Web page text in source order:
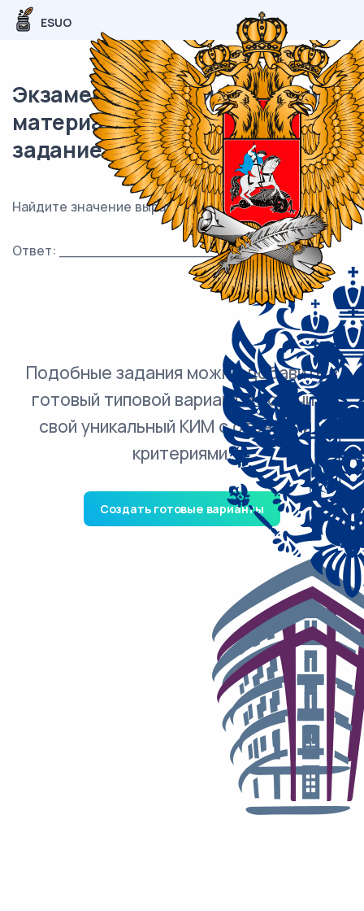
ESUO
Экзаменационный (типовой)
материал ЕГЭ / База / 14
задание (24) / 135
Найдите значение выражения 5,4 :1,8⋅1,4 .
Ответ: ___________________________.
Подобные задания можно добавить в
готовый типовой вариант и получить
свой уникальный КИМ с ответами и
критериями.
Создать готовые варианты